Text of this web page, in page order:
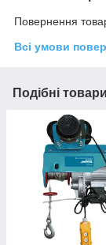
Повернення
Всі умови
Подібні